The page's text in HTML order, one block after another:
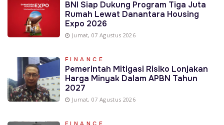
BNI Siap Dukung Program Tiga Juta
Rumah Lewat Danantara Housing
Expo 2026
Jumat, 07 Agustus 2026
FINANCE
Pemerintah Mitigasi Risiko Lonjakan
Harga Minyak Dalam APBN Tahun
2027
Jumat, 07 Agustus 2026
FINANCE